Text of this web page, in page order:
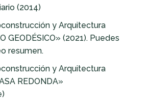
(2014)
y Arquitectura
GEODÉSICO» (2021). Puedes
resumen.
y Arquitectura
REDONDA»